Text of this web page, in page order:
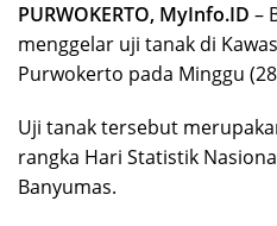
PURWOKERTO, MyInfo.ID –
menggelar uji tanak di
Purwokerto pada Minggu
Uji tanak tersebut
rangka Hari Statistik
Banyumas.